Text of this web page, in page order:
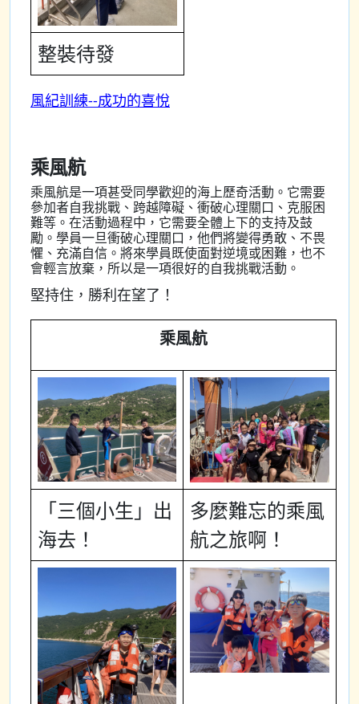
整裝待發
風紀訓練--成功的喜悅
乘風航
乘風航是一項甚受同學歡迎的海上歷奇活動。它需要
參加者自我挑戰、跨越障礙、衝破心理關口、克服困
難等。在活動過程中，它需要全體上下的支持及鼓
勵。學員一旦衝破心理關口，他們將變得勇敢、不畏
懼、充滿自信。將來學員既使面對逆境或困難，也不
會輕言放棄，所以是一項很好的自我挑戰活動。
堅持住，勝利在望了！
乘風航
「三個小生」出
海去！
多麼難忘的乘風
航之旅啊！